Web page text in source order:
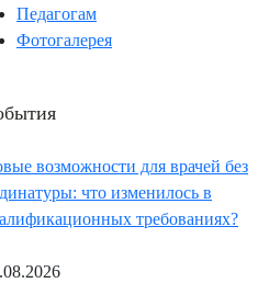
Педагогам
Фотогалерея
возможности для врачей без
что изменилось в
требованиях?